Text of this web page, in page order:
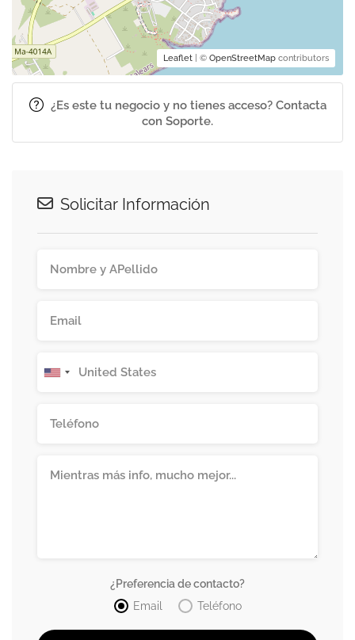
Leaflet | © OpenStreetMap contributors
¿Es este tu negocio y no tienes acceso? Contacta
con Soporte.
Solicitar Información
¿Preferencia de contacto?
Email
Teléfono